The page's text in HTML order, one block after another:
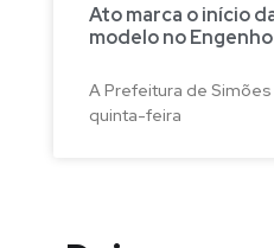
Ato marca o início
modelo no
A Prefeitura de
quinta-feira